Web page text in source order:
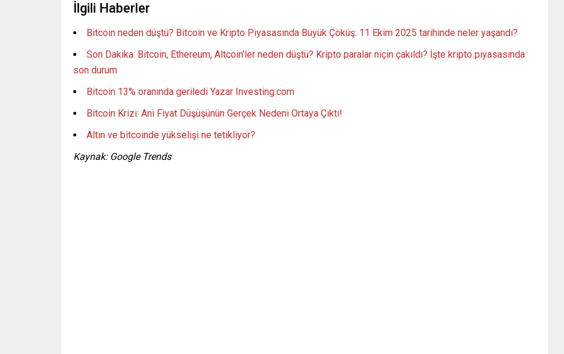
İlgili Haberler
Bitcoin neden düştü? Bitcoin ve Kripto Piyasasında Büyük Çöküş: 11 Ekim 2025 tarihinde neler yaşandı?
Son Dakika: Bitcoin, Ethereum, Altcoin’ler neden düştü? Kripto paralar niçin çakıldı? İşte kripto piyasasında
son durum
Bitcoin 13% oranında geriledi Yazar Investing.com
Bitcoin Krizi: Ani Fiyat Düşüşünün Gerçek Nedeni Ortaya Çıktı!
Altın ve bitcoinde yükselişi ne tetikliyor?
Kaynak: Google Trends